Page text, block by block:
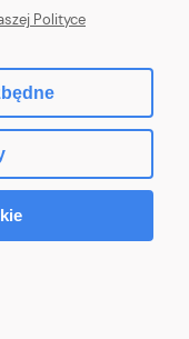
13|zby-mal@wp.pl
Polityce